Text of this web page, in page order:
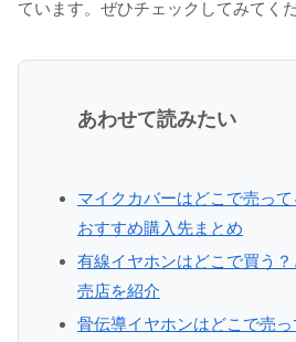
ています。ぜひチェックしてみてくだ
あわせて読みたい
マイクカバーはどこで売って
おすすめ購入先まとめ
有線イヤホンはどこで買う
売店を紹介
骨伝導イヤホンはどこで売